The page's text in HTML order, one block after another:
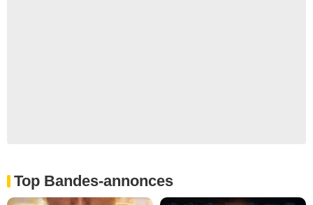
Top Bandes-annonces